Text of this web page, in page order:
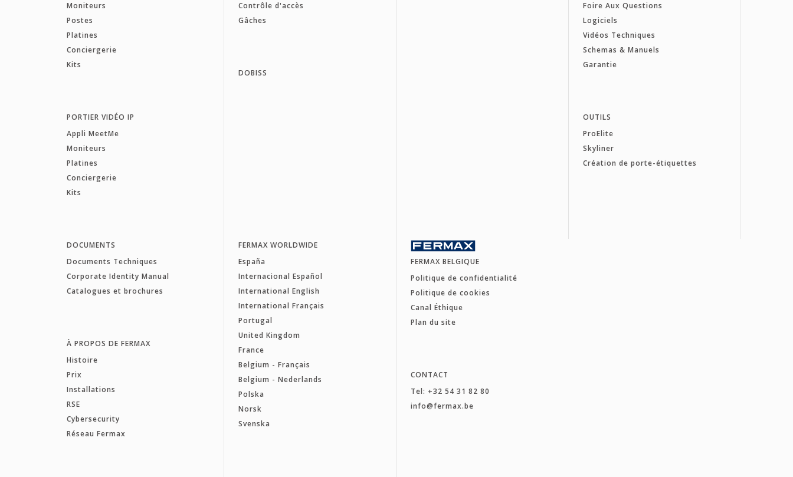
Moniteurs
Postes
Platines
Conciergerie
Kits
PORTIER VIDÉO IP
Appli MeetMe
Moniteurs
Platines
Conciergerie
Kits
Contrôle d'accès
Gâches
DOBISS
Foire Aux Questions
Logiciels
Vidéos Techniques
Schemas & Manuels
Garantie
OUTILS
ProElite
Skyliner
Création de porte-étiquettes
DOCUMENTS
Documents Techniques
Corporate Identity Manual
Catalogues et brochures
À PROPOS DE FERMAX
Histoire
Prix
Installations
RSE
Cybersecurity
Réseau Fermax
FERMAX WORLDWIDE
España
Internacional Español
International English
International Français
Portugal
United Kingdom
France
Belgium - Français
Belgium - Nederlands
Polska
Norsk
Svenska
FERMAX BELGIQUE
Politique de confidentialité
Politique de cookies
Canal Éthique
Plan du site
CONTACT
Tel: +32 54 31 82 80
info@fermax.be